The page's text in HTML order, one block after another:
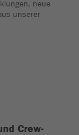
neue
unserer
Crew-